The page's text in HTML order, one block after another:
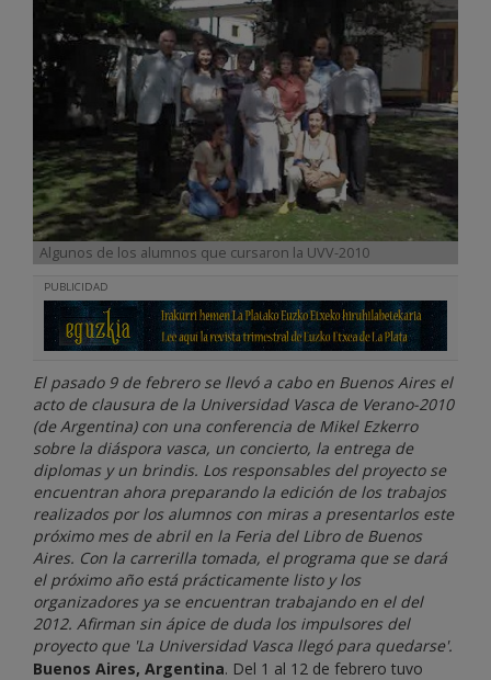
Algunos de los alumnos que cursaron la UVV-2010
PUBLICIDAD
El pasado 9 de febrero se llevó a cabo en Buenos Aires el
acto de clausura de la Universidad Vasca de Verano-2010
(de Argentina) con una conferencia de Mikel Ezkerro
sobre la diáspora vasca, un concierto, la entrega de
diplomas y un brindis. Los responsables del proyecto se
encuentran ahora preparando la edición de los trabajos
realizados por los alumnos con miras a presentarlos este
próximo mes de abril en la Feria del Libro de Buenos
Aires. Con la carrerilla tomada, el programa que se dará
el próximo año está prácticamente listo y los
organizadores ya se encuentran trabajando en el del
2012. Afirman sin ápice de duda los impulsores del
proyecto que 'La Universidad Vasca llegó para quedarse'.
Buenos Aires, Argentina. Del 1 al 12 de febrero tuvo